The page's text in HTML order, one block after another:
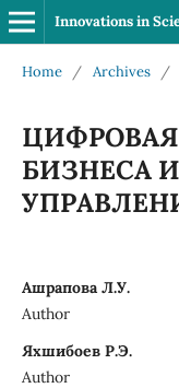
Innovations in
Home / Archives /
БИЗНЕСА И
Ашрапова Л.У.
Author
Яхшибоев Р.Э.
Author